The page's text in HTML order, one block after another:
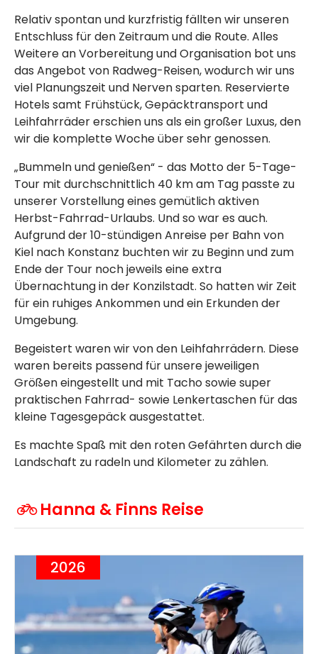
Relativ spontan und kurzfristig fällten wir unseren
Entschluss für den Zeitraum und die Route. Alles
Weitere an Vorbereitung und Organisation bot uns
das Angebot von Radweg-Reisen, wodurch wir uns
viel Planungszeit und Nerven sparten. Reservierte
Hotels samt Frühstück, Gepäcktransport und
Leihfahrräder erschien uns als ein großer Luxus, den
wir die komplette Woche über sehr genossen.
„Bummeln und genießen“ - das Motto der 5-Tage-
Tour mit durchschnittlich 40 km am Tag passte zu
unserer Vorstellung eines gemütlich aktiven
Herbst-Fahrrad-Urlaubs. Und so war es auch.
Aufgrund der 10-stündigen Anreise per Bahn von
Kiel nach Konstanz buchten wir zu Beginn und zum
Ende der Tour noch jeweils eine extra
Übernachtung in der Konzilstadt. So hatten wir Zeit
für ein ruhiges Ankommen und ein Erkunden der
Umgebung.
Begeistert waren wir von den Leihfahrrädern. Diese
waren bereits passend für unsere jeweiligen
Größen eingestellt und mit Tacho sowie super
praktischen Fahrrad- sowie Lenkertaschen für das
kleine Tagesgepäck ausgestattet.
Es machte Spaß mit den roten Gefährten durch die
Landschaft zu radeln und Kilometer zu zählen.
Hanna & Finns Reise
2026